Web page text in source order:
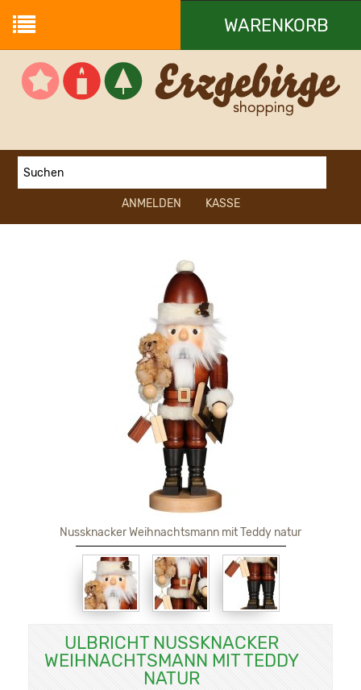
WARENKORB
Ihr Warenkorb ist leer.
ANMELDEN KASSE
Nussknacker Weihnachtsmann mit Teddy natur
ULBRICHT NUSSKNACKER
WEIHNACHTSMANN MIT TEDDY
NATUR